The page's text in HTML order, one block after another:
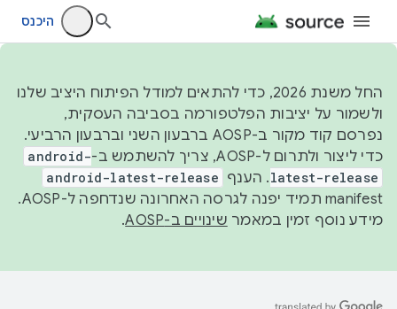
היכנס
החל משנת 2026, כדי להתאים למודל הפיתוח היציב שלנו
ולשמור על יציבות הפלטפורמה בסביבה העסקית,
נפרסם קוד מקור ב-AOSP ברבעון השני וברבעון הרביעי.
כדי ליצור ולתרום ל-AOSP, צריך להשתמש ב-
android-
latest-release. הענף android-latest-release
manifest תמיד יפנה לגרסה האחרונה שנדחפה ל-AOSP.
מידע נוסף זמין במאמר שינויים ב-AOSP .